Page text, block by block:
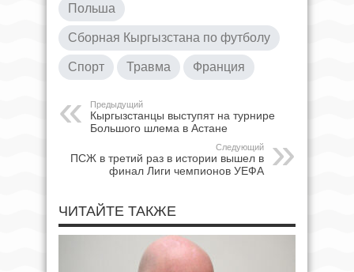
Польша
Сборная Кыргызстана по футболу
Спорт Травма Франция
Предыдущий
Кыргызстанцы выступят на турнире
Большого шлема в Астане
Следующий
ПСЖ в третий раз в истории вышел в
финал Лиги чемпионов УЕФА
ЧИТАЙТЕ ТАКЖЕ